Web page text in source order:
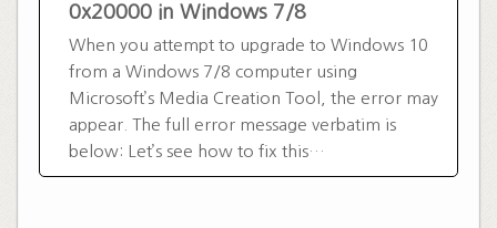
0x20000 in Windows 7/8
When you attempt to upgrade to Windows 10
from a Windows 7/8 computer using
Microsoft’s Media Creation Tool, the error may
appear. The full error message verbatim is
below: Let’s see how to fix this…